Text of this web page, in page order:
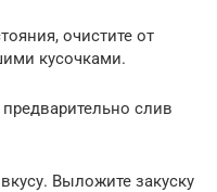
очистите от
кусочками.
слив
Выложите закуску